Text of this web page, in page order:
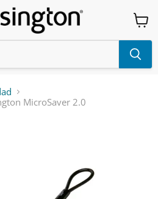
Ver
MicroSaver 2.0